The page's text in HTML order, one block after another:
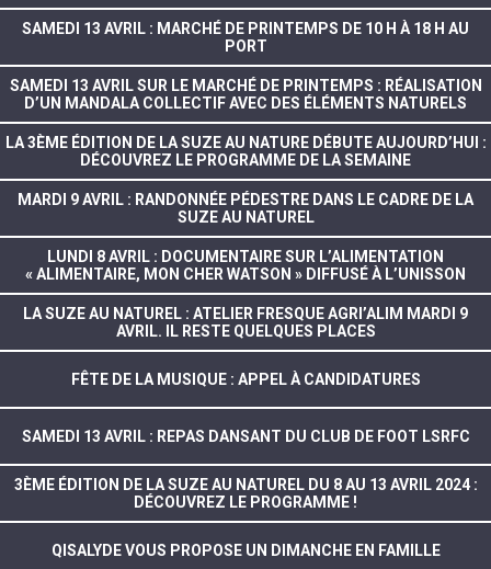
SAMEDI 13 AVRIL : MARCHÉ DE PRINTEMPS DE 10 H À 18 H AU
PORT
SAMEDI 13 AVRIL SUR LE MARCHÉ DE PRINTEMPS : RÉALISATION
D’UN MANDALA COLLECTIF AVEC DES ÉLÉMENTS NATURELS
LA 3ÈME ÉDITION DE LA SUZE AU NATURE DÉBUTE AUJOURD’HUI :
DÉCOUVREZ LE PROGRAMME DE LA SEMAINE
MARDI 9 AVRIL : RANDONNÉE PÉDESTRE DANS LE CADRE DE LA
SUZE AU NATUREL
LUNDI 8 AVRIL : DOCUMENTAIRE SUR L’ALIMENTATION
« ALIMENTAIRE, MON CHER WATSON » DIFFUSÉ À L’UNISSON
LA SUZE AU NATUREL : ATELIER FRESQUE AGRI’ALIM MARDI 9
AVRIL. IL RESTE QUELQUES PLACES
FÊTE DE LA MUSIQUE : APPEL À CANDIDATURES
SAMEDI 13 AVRIL : REPAS DANSANT DU CLUB DE FOOT LSRFC
3ÈME ÉDITION DE LA SUZE AU NATUREL DU 8 AU 13 AVRIL 2024 :
DÉCOUVREZ LE PROGRAMME !
QISALYDE VOUS PROPOSE UN DIMANCHE EN FAMILLE